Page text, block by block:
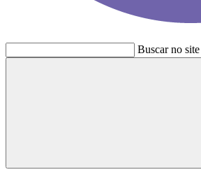
Buscar no site
Buscar